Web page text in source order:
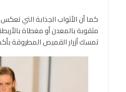
كما أن الأثواب الجذابة التي
مثقوبة بالمعدن أو مغطاة
تمسك أزرار القميص المطروقة